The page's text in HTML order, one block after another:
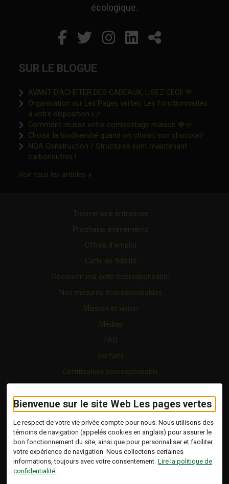
Bienvenue sur le site Web Les pages vertes
Le respect de votre vie privée compte pour nous. Nous utilisons des
témoins de navigation (appelés cookies en anglais) pour assurer le
bon fonctionnement du site, ainsi que pour personnaliser et faciliter
votre expérience de navigation. Nous collectons certaines
informations, toujours avec votre consentement. Lire la politique de
confidentialité.
écologique.
Facebook
Ce lien s'ouvrira dans
Twitter
Ce lien s'ouvrira
Instagram
Ce lien s'ouvrira
LinkedIn
Ce lien
Partager
SUR LE BLOGUE
AVANT D’ACHETER DES CADEAUX, LISEZ CECI! 💚
Organisation sur Les Pages vertes: Les fonctionnalités
à votre disposition 👉Ce lien s'ouvrira dans une nouvelle
Comment réussir votre compostage maison 🍓🥙
Choisir la biodiversité quand on choisit son chocolat!Ce lien
NGA Construction / Structures sont maintenant
carboneutres !Ce lien s'ouvrira dans une nouvelle fenêtre"
Voir tous les articles »Ce lien s'ouvrira dans une nouvelle
Trouver une entreprise
Prochains événements
Offres d’emploi
Carte de fidélité
Découvrir ma cote écoresponsable
Nos mesures écoresponsables
Mission et vision
Médias
FAQ
Forfaits
Certification écoresponsable
Vidéo
Blogue
Copyright © 2026 Tous droits réservés.
Les Pages Vertes | Répertoire d'entreprises
écoresponsables.